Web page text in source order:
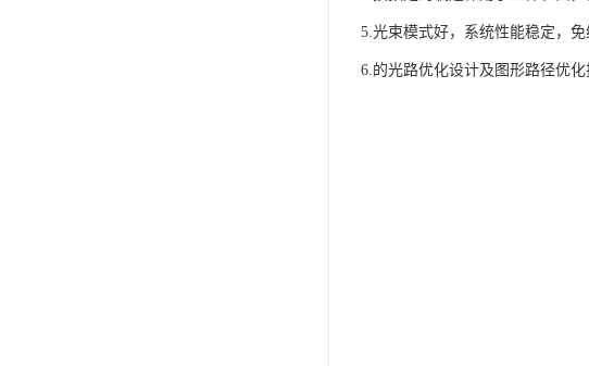
5.光束模式好，系统性能稳定，
6.的光路优化设计及图形路径优